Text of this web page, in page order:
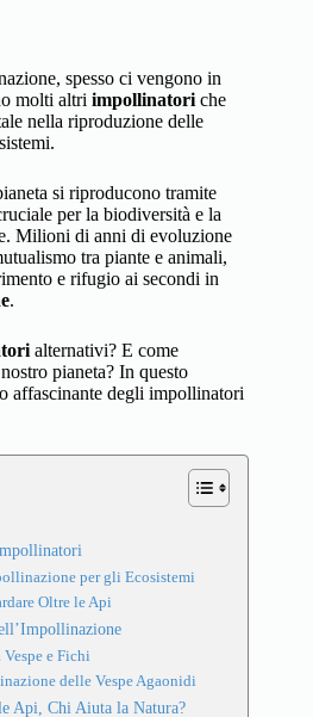
spesso ci vengono in
molti altri impollinatori che
nella riproduzione delle
si riproducono tramite
per la biodiversità e la
Milioni di anni di evoluzione
tra piante e animali,
e rifugio ai secondi in
.
alternativi? E come
pianeta? In questo
affascinante degli impollinatori
per gli Ecosistemi
Oltre le Api
e Fichi
delle Vespe Agaonidi
Api, Chi Aiuta la Natura?